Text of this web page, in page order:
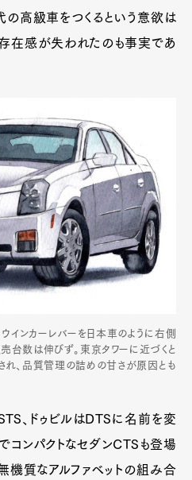
の高級車をつくるという意欲は
在感が失われたのも事実であ
インカーレバーを日本車のように右側
台数は伸びず。東京タワーに近づくと
、品質管理の詰めの甘さが原因とも
、ドゥビルはDTSに名前を変
コンパクトなセダンCTSも登場
機質なアルファベットの組み合